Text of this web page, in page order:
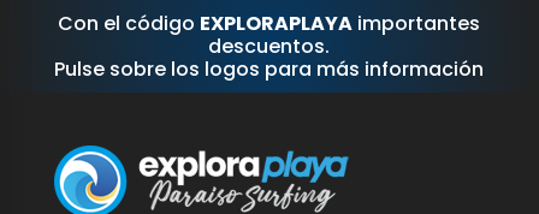
Con el código EXPLORAPLAYA importantes
descuentos.
Pulse sobre los logos para más información